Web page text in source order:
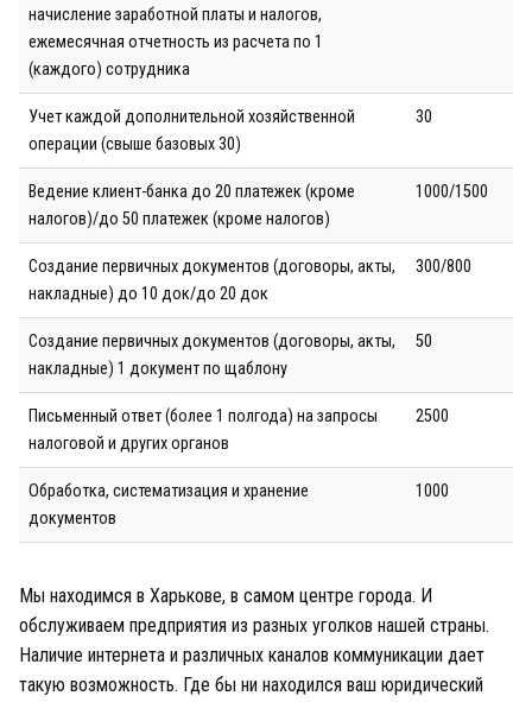
начисление заработной платы и налогов,
ежемесячная отчетность из расчета по 1
(каждого) сотрудника
Учет каждой дополнительной хозяйственной
операции (свыше базовых 30)
30
Ведение клиент-банка до 20 платежек (кроме
налогов)/до 50 платежек (кроме налогов)
1000/1500
Создание первичных документов (договоры, акты,
накладные) до 10 док/до 20 док
300/800
Создание первичных документов (договоры, акты,
накладные) 1 документ по щаблону
50
Письменный ответ (более 1 полгода) на запросы
налоговой и других органов
2500
Обработка, систематизация и хранение
документов
1000
Мы находимся в Харькове, в самом центре города. И
обслуживаем предприятия из разных уголков нашей страны.
Наличие интернета и различных каналов коммуникации дает
такую возможность. Где бы ни находился ваш юридический